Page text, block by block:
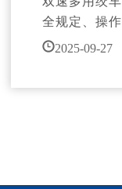
全规定、操
及收尾工作
2025-09-27